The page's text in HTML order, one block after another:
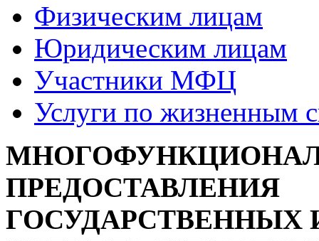
Физическим лицам
Юридическим лицам
Участники МФЦ
Услуги по жизненным
ПРЕДОСТАВЛЕНИЯ